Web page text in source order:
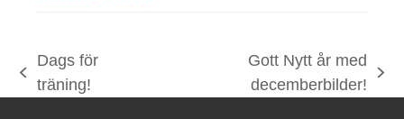
previous
Dags för
träning!
Gott Nytt år med
decemberbilder!